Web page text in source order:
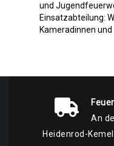
und
Einsatzabteilung:
Kameradinnen
An
Heidenrod-Kemel